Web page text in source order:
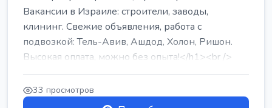
Вакансии в Израиле: строители, заводы,
клининг. Свежие объявления, работа с
подвозкой: Тель-Авив, Ашдод, Холон, Ришон.
Высокая оплата, можно без опыта!</h1><br />
...
33 просмотров